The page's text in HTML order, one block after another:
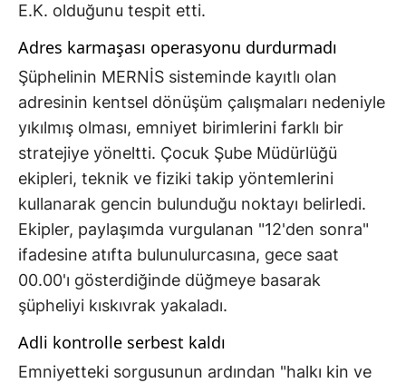
E.K. olduğunu tespit etti.
Adres karmaşası operasyonu durdurmadı
Şüphelinin MERNİS sisteminde kayıtlı olan
adresinin kentsel dönüşüm çalışmaları nedeniyle
yıkılmış olması, emniyet birimlerini farklı bir
stratejiye yöneltti. Çocuk Şube Müdürlüğü
ekipleri, teknik ve fiziki takip yöntemlerini
kullanarak gencin bulunduğu noktayı belirledi.
Ekipler, paylaşımda vurgulanan "12'den sonra"
ifadesine atıfta bulunulurcasına, gece saat
00.00'ı gösterdiğinde düğmeye basarak
şüpheliyi kıskıvrak yakaladı.
Adli kontrolle serbest kaldı
Emniyetteki sorgusunun ardından "halkı kin ve